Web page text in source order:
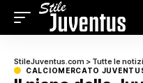
StileJuventus.com > Tutte le
CALCIOMERCATO